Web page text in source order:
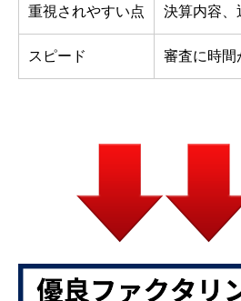
重視されやすい点 決算内容、
スピード 審査に時間